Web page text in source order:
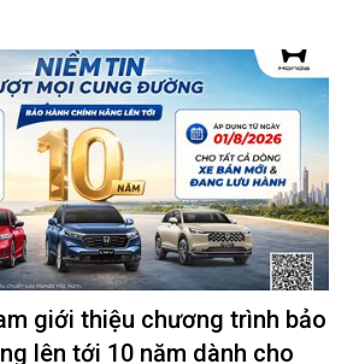
giới thiệu chương trình bảo
lên tới 10 năm dành cho